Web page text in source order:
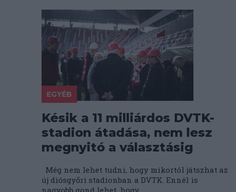
EGYÉB
Késik a 11 milliárdos DVTK-
stadion átadása, nem lesz
megnyitó a választásig
Még nem lehet tudni, hogy mikortól játszhat az
új diósgyőri stadionban a DVTK. Ennél is
nagyobb gond lehet, hogy...